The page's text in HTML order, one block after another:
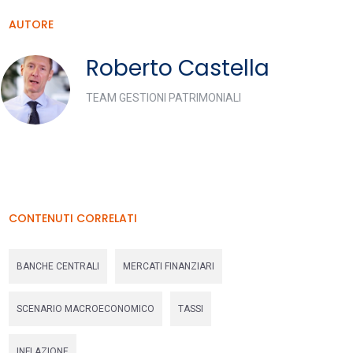
AUTORE
Roberto Castella
TEAM GESTIONI PATRIMONIALI
CONTENUTI CORRELATI
BANCHE CENTRALI MERCATI FINANZIARI
SCENARIO MACROECONOMICO TASSI